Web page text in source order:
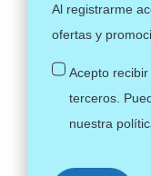
Al registrarme
ofertas y
Acepto
terceros.
nuestra